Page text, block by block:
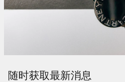
随时获取最新消息